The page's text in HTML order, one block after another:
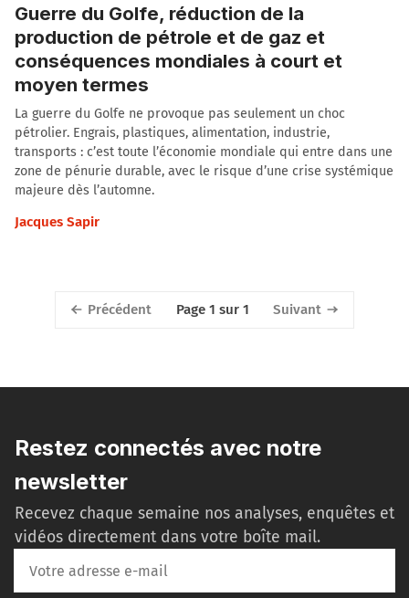
Guerre du Golfe, réduction de la
production de pétrole et de gaz et
conséquences mondiales à court et
moyen termes
La guerre du Golfe ne provoque pas seulement un choc
pétrolier. Engrais, plastiques, alimentation, industrie,
transports : c’est toute l’économie mondiale qui entre dans une
zone de pénurie durable, avec le risque d’une crise systémique
majeure dès l’automne.
Jacques Sapir
Précédent Page 1 sur 1 Suivant
Restez connectés avec notre
newsletter
Recevez chaque semaine nos analyses, enquêtes et
vidéos directement dans votre boîte mail.